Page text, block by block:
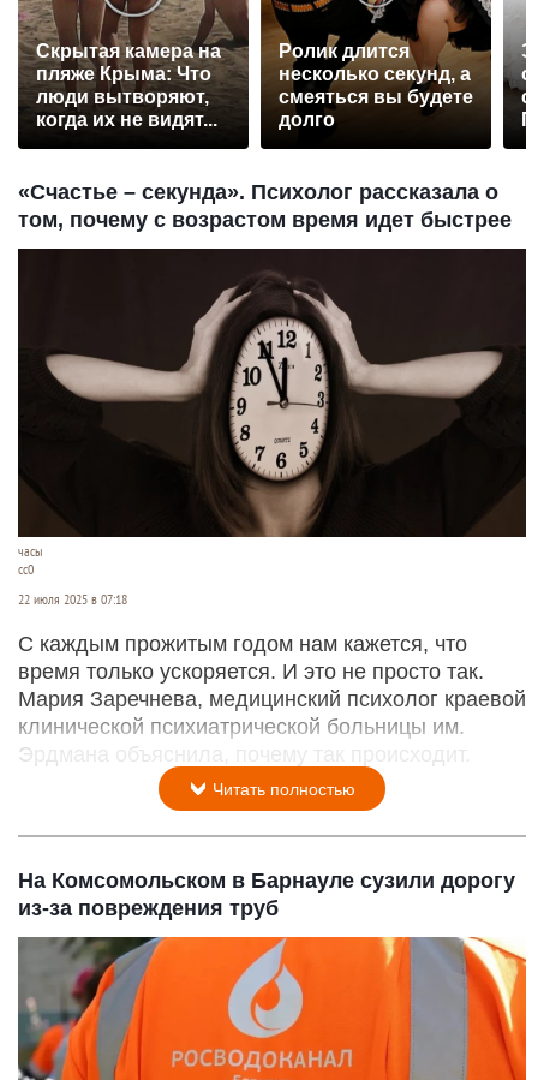
Скрытая камера на
пляже Крыма: Что
люди вытворяют,
когда их не видят...
Ролик длится
несколько секунд, а
смеяться вы будете
долго
«Счастье – секунда». Психолог рассказала о
том, почему с возрастом время идет быстрее
часы
сс0
22 июля 2025 в 07:18
С каждым прожитым годом нам кажется, что
время только ускоряется. И это не просто так.
Мария Заречнева, медицинский психолог краевой
клинической психиатрической больницы им.
Эрдмана объяснила, почему так происходит.
Читать полностью
На Комсомольском в Барнауле сузили дорогу
из-за повреждения труб